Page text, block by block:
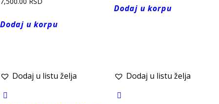
Dodaj u korpu
Dodaj u korpu
Dodaj u listu želja Dodaj u listu želja